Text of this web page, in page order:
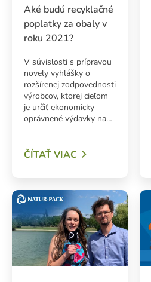
Aké budú recyklačné
poplatky za obaly v
roku 2021?
V súvislosti s prípravou
novely vyhlášky o
rozšírenej zodpovednosti
výrobcov, ktorej cieľom
je určiť ekonomicky
oprávnené výdavky na…
ČÍTAŤ VIAC